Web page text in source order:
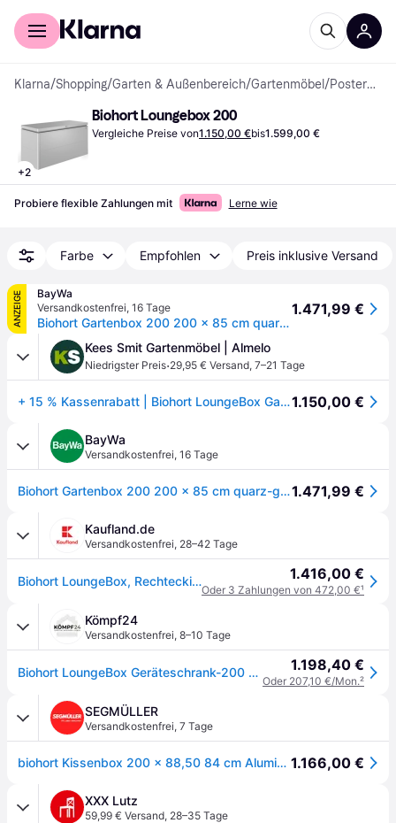
Für Shopper
Klarna/Shopping/Garten & Außenbereich/Gartenmöbel / Posterkästen
+2
Biohort Loungebox 200
Vergleiche Preise von1.150,00 €bis1.599,00 €
Probiere flexible Zahlungen mit Lerne wie
Farbe Empfohlen Preis inklusive Versand
ANZEIGE
BayWa
Versandkostenfrei, 16 Tage
Biohort Gartenbox 200 200 x 85 cm quarz-grau; metallic Aufgewahrungsbox Garten
1.471,99 €
Kees Smit Gartenmöbel | Almelo
Niedrigster Preis·29,95 € Versand, 7–21 Tage
+ 15 % Kassenrabatt | Biohort LoungeBox Gartenbox 2001.150,00 €
BayWa
Versandkostenfrei, 16 Tage
Biohort Gartenbox 200 200 x 85 cm quarz-grau; metallic Aufgewahrungsbox Garten1.471,99 €
Kaufland.de
Versandkostenfrei, 28–42 Tage
Biohort LoungeBox, Rechteckig, Grau, Gartengeräte, 1400 l 1.416,00 €
Oder 3 Zahlungen von 472,00 €¹
Kömpf24
Versandkostenfrei, 8–10 Tage
Biohort LoungeBox Geräteschrank-200 x 84 x 88,5 cm (Größe 200)-quarzgrau-metallic 1.198,40 €
Oder 207,10 €/Mon.²
SEGMÜLLER
Versandkostenfrei, 7 Tage
biohort Kissenbox 200 x 88,50 84 cm Aluminium Grau Quarzit 1.166,00 €
XXX Lutz
59,99 € Versand, 28–35 Tage